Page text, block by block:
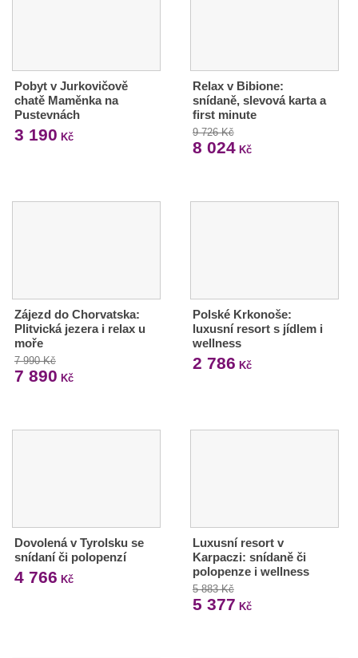
Pobyt v Jurkovičově
chatě Maměnka na
Pustevnách
3 190 Kč
Relax v Bibione:
snídaně, slevová karta a
first minute
9 726 Kč
8 024Kč
Zájezd do Chorvatska:
Plitvická jezera i relax u
moře
7 990 Kč
7 890 Kč
Polské Krkonoše:
luxusní resort s jídlem i
wellness
2 786 Kč
Dovolená v Tyrolsku se
snídaní či polopenzí
4 766 Kč
Luxusní resort v
Karpaczi: snídaně či
polopenze i wellness
5 883 Kč
5 377 Kč